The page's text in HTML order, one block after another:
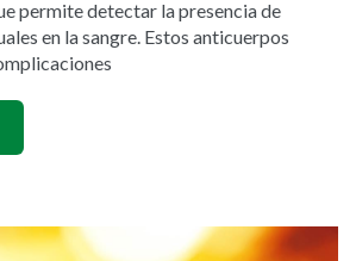
permite detectar la presencia de
en la sangre. Estos anticuerpos